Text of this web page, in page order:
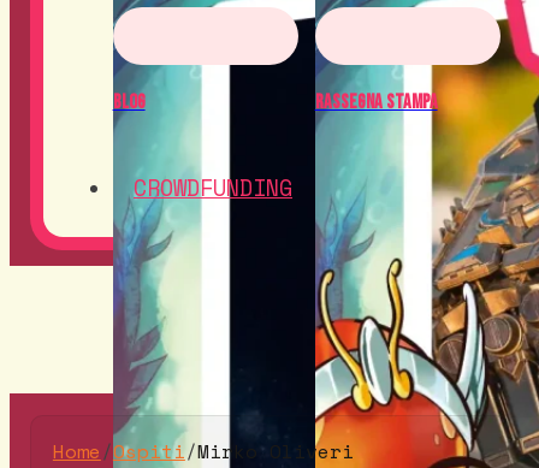
Blog Rassegna Stampa
CROWDFUNDING
Home/Ospiti/Mirko Oliveri